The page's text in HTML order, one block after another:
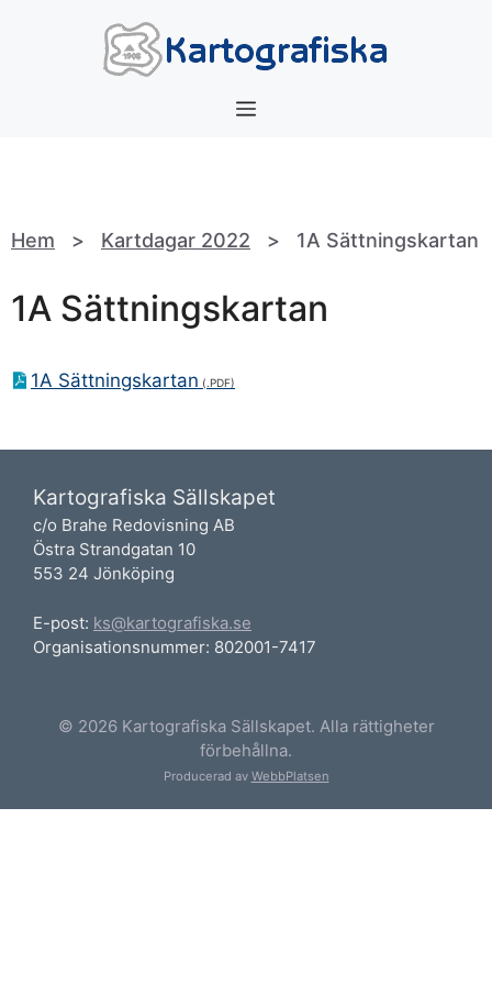
Meny
Hem > Kartdagar 2022 > 1A Sättningskartan
1A Sättningskartan
1A Sättningskartan
Kartografiska Sällskapet
c/o Brahe Redovisning AB
Östra Strandgatan 10
553 24 Jönköping
E-post: ks@kartografiska.se
Organisationsnummer: 802001-7417
© 2026 Kartografiska Sällskapet. Alla rättigheter
förbehållna.
Producerad av WebbPlatsen